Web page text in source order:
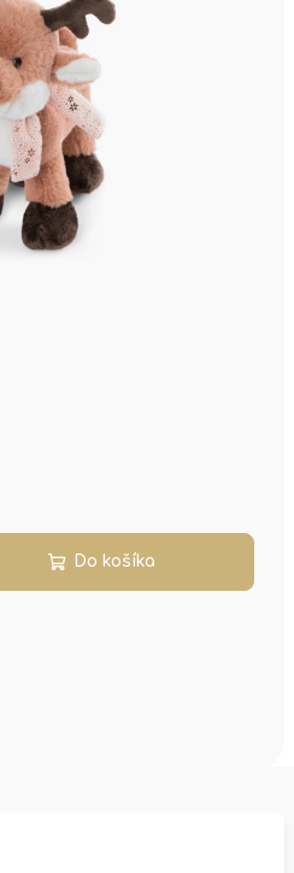
Do košíka